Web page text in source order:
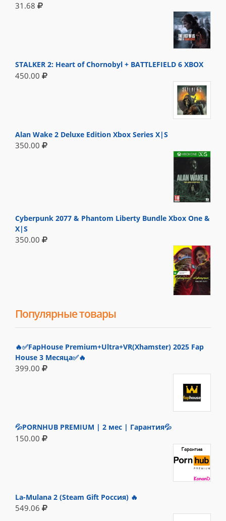
31.68
STALKER 2: Heart of Chornobyl + BATTLEFIELD 6 XBOX
450.00
Alan Wake 2 Deluxe Edition Xbox Series X|S
350.00
Cyberpunk 2077 & Phantom Liberty Bundle Xbox One &
X|S
350.00
Популярные товары
🔥✅FapHouse Premium+Ultra+VR(Xhamster) 2025 Fap
House 3 Месяца✅🔥
399.00
💦PORNHUB PREMIUM | 2 мес | Гарантия💦
150.00
La-Mulana 2 (Steam Gift Россия) 🔥
549.06